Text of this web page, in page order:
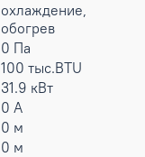
охлаждение,
обогрев
0 Па
100 тыс.BTU
31.9 кВт
0 А
0 м
0 м